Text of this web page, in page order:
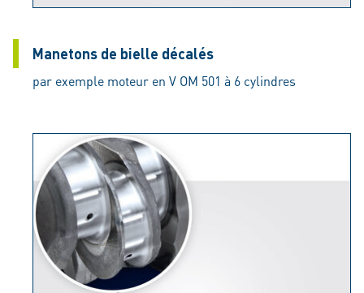
Manetons de bielle décalés
par exemple moteur en V OM 501 à 6 cylindres